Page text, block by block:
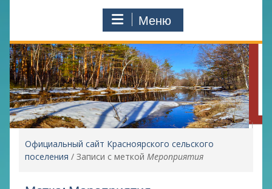
Меню
Официальный сайт Красноярского сельского
поселения / Записи с меткой Мероприятия